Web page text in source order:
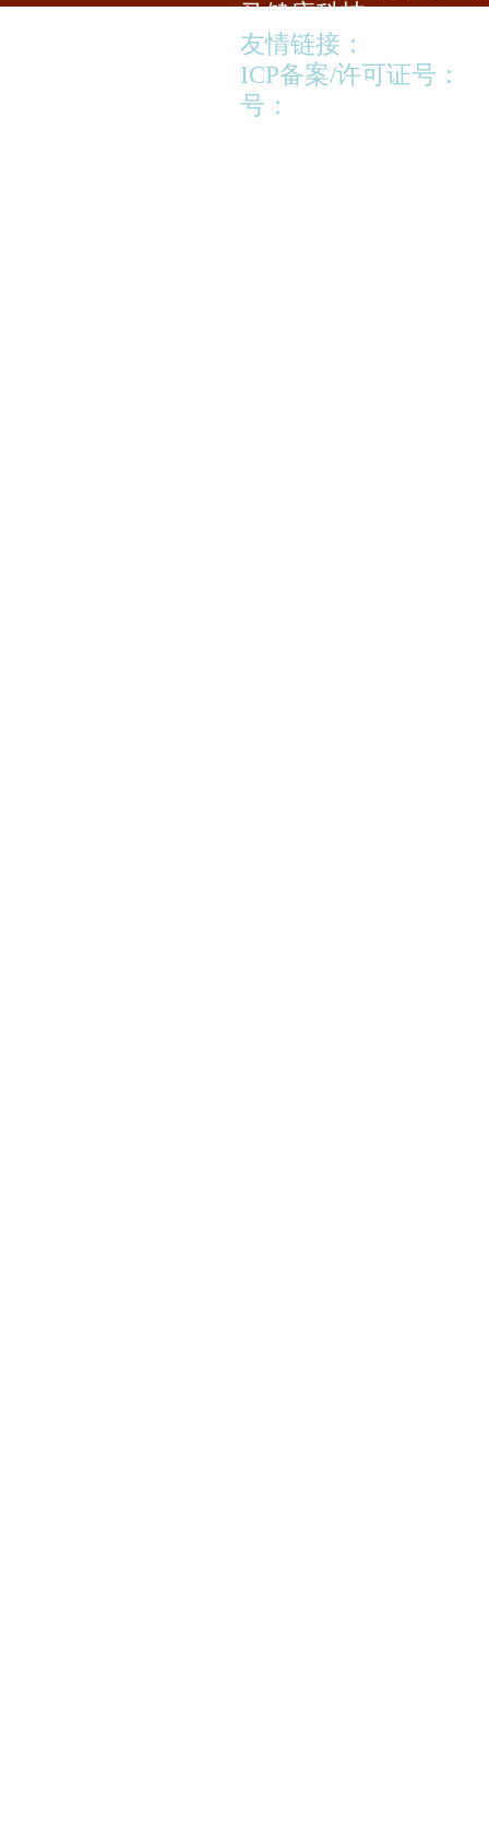
马健康科技
友情链接：
ICP备案/许可证号：
号：